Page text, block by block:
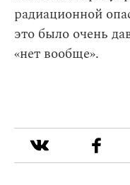
радиационной
это было очень
«нет вообще».